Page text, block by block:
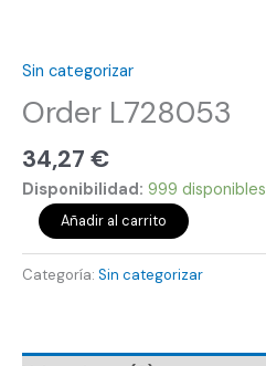
Sin categorizar
Order L728053
34,27 €
Disponibilidad: 999 disponibles
Añadir al carrito
Categoría: Sin categorizar